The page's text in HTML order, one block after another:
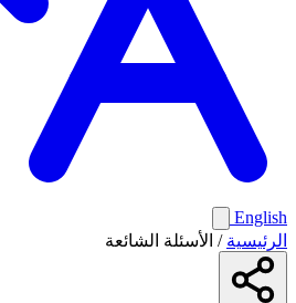
English
الرئيسية / الأسئلة الشائعة